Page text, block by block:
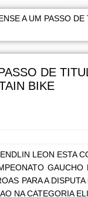
A UM PASSO
DE
BIKE
LEON ESTA
PARA A
NA CATEGORIA